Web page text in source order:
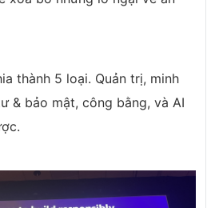
thành 5 loại. Quản trị, minh
& bảo mật, công bằng, và AI